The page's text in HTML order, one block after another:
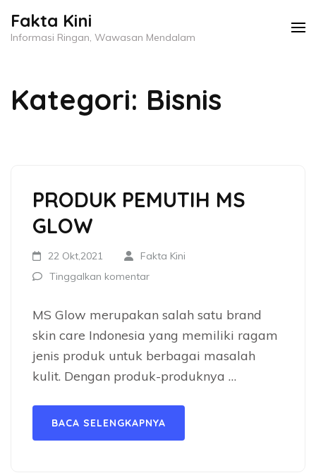
ke
Enter)
Fakta Kini
Informasi Ringan, Wawasan Mendalam
Kategori: Bisnis
PRODUK PEMUTIH MS
GLOW
22 Okt,2021
Fakta Kini
Tinggalkan komentar
MS Glow merupakan salah satu brand
skin care Indonesia yang memiliki ragam
jenis produk untuk berbagai masalah
kulit. Dengan produk-produknya …
BACA SELENGKAPNYA